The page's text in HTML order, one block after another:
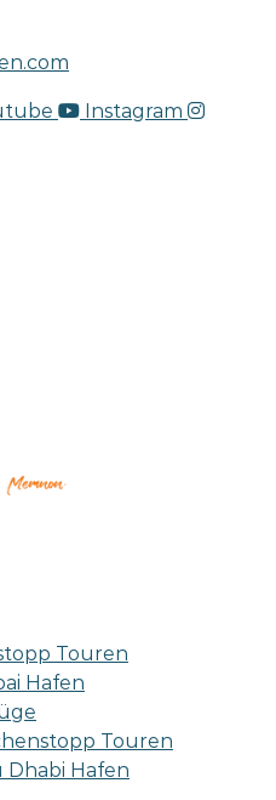
Instagram
Touren
Hafen
Touren
Dhabi Hafen